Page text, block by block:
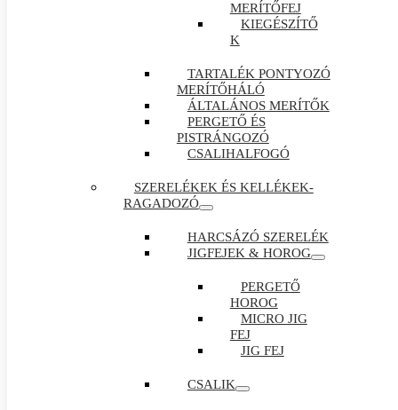
MERÍTŐFEJ
KIEGÉSZÍTŐ
K
TARTALÉK PONTYOZÓ
MERÍTŐHÁLÓ
ÁLTALÁNOS MERÍTŐK
PERGETŐ ÉS
PISTRÁNGOZÓ
CSALIHALFOGÓ
SZERELÉKEK ÉS KELLÉKEK-
RAGADOZÓ
HARCSÁZÓ SZERELÉK
JIGFEJEK & HOROG
PERGETŐ
HOROG
MICRO JIG
FEJ
JIG FEJ
CSALIK